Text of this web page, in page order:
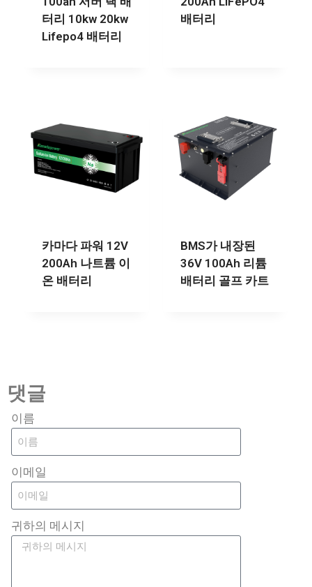
터리 10kw 20kw
Lifepo4 배터리
배터리
카마다 파워 12V
200Ah 나트륨 이
온 배터리
BMS가 내장된
36V 100Ah 리튬
배터리 골프 카트
댓글
이름
이메일
귀하의 메시지